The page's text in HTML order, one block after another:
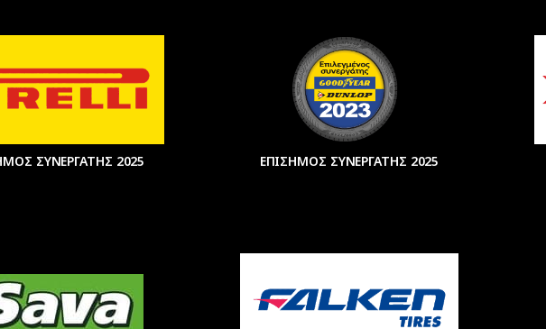
ΣΥΝΕΡΓΑΤΗΣ 2025
ΕΠΙΣΗΜΟΣ ΣΥΝΕΡΓΑΤΗΣ 2025